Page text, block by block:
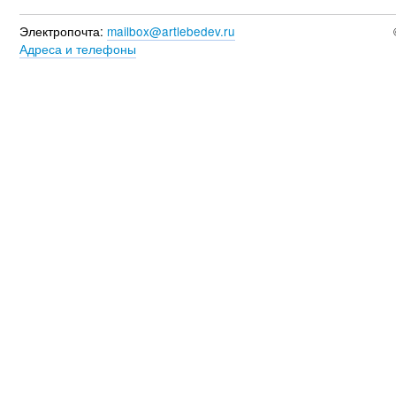
Электропочта: mailbox@artlebedev.ru
Адреса и телефоны